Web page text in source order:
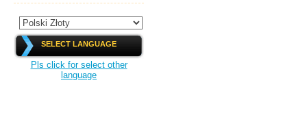
SELECT LANGUAGE
Pls click for select other
language